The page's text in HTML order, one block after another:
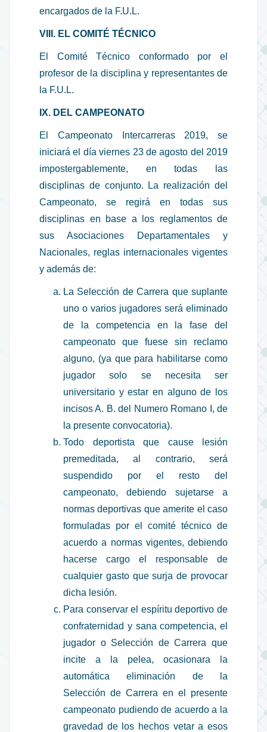
encargados de la F.U.L.
VIII. EL COMITÉ TÉCNICO
El Comité Técnico conformado por el
profesor de la disciplina y representantes de
la F.U.L.
IX. DEL CAMPEONATO
El Campeonato Intercarreras 2019, se
iniciará el día viernes 23 de agosto del 2019
impostergablemente, en todas las
disciplinas de conjunto. La realización del
Campeonato, se regirá en todas sus
disciplinas en base a los reglamentos de
sus Asociaciones Departamentales y
Nacionales, reglas internacionales vigentes
y además de:
La Selección de Carrera que suplante
uno o varios jugadores será eliminado
de la competencia en la fase del
campeonato que fuese sin reclamo
alguno, (ya que para habilitarse como
jugador solo se necesita ser
universitario y estar en alguno de los
incisos A. B. del Numero Romano I, de
la presente convocatoria).
Todo deportista que cause lesión
premeditada, al contrario, será
suspendido por el resto del
campeonato, debiendo sujetarse a
normas deportivas que amerite el caso
formuladas por el comité técnico de
acuerdo a normas vigentes, debiendo
hacerse cargo el responsable de
cualquier gasto que surja de provocar
dicha lesión.
Para conservar el espíritu deportivo de
confraternidad y sana competencia, el
jugador o Selección de Carrera que
incite a la pelea, ocasionara la
automática eliminación de la
Selección de Carrera en el presente
campeonato pudiendo de acuerdo a la
gravedad de los hechos vetar a esos